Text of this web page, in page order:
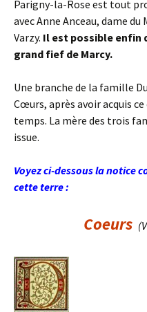
Parigny-la-Rose est tout
avec Anne Anceau, dame
Varzy. Il est possible enfin
grand fief de Marcy.
Une branche de la famille
Cœurs, après avoir acquis
temps. La mère des trois
issue.
Voyez ci-dessous la notice
cette terre :
Coeurs